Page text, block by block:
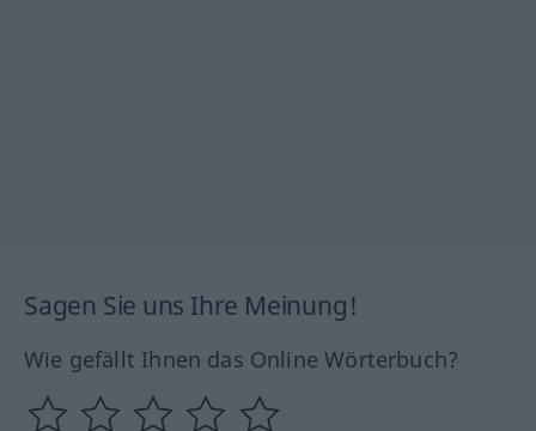
Sagen Sie uns Ihre Meinung!
Wie gefällt Ihnen das Online Wörterbuch?